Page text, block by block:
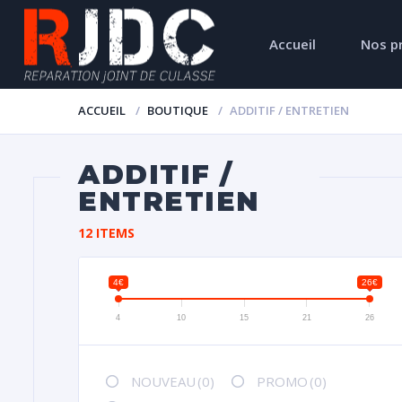
Accueil Nos
ACCUEIL BOUTIQUE ADDITIF / ENTRETIEN
ADDITIF /
ENTRETIEN
12 ITEMS
4€ 26€
4 10 15 21 26
NOUVEAU (0) PROMO (0)